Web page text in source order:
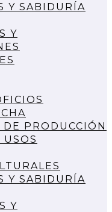
Y SABIDURÍA
Y
PRODUCCIÓN
Y SABIDURÍA
Y